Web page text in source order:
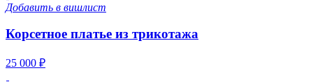
Добавить в вишлист
Корсетное платье из трикотажа
25 000 ₽